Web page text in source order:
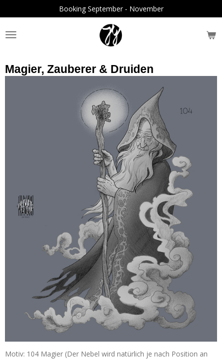
Hauptinhalt
springen
Booking September - November
Magier, Zauberer & Druiden
Motiv: 104 Magier (Der Nebel wird natürlich je nach Position an